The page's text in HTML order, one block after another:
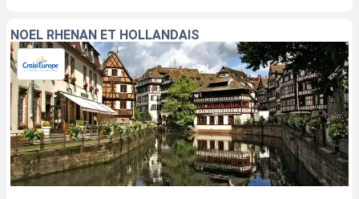
NOËL RHÉNAN ET HOLLANDAIS